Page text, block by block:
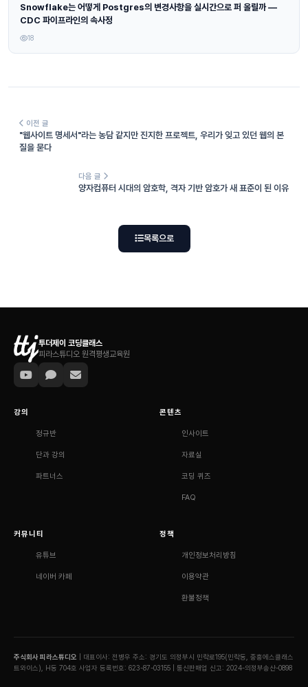
Snowflake는 어떻게 Postgres의 변경사항을 실시간으로 퍼 올릴까 —
CDC 파이프라인의 속사정
18
이전 글
"웹사이트 명세서"라는 농담 같지만 진지한 프로젝트, 우리가 잊고 있던 웹의 본
질을 묻다
다음 글
양자컴퓨터 시대의 암호학, 격자 기반 암호가 새 표준이 된 이유
목록으로
투더제이 코딩클래스
피라스튜디오 원격평생교육원
강의
정규반
단과 강의
파트너스
콘텐츠
인사이트
자료실
코딩 퀴즈
FAQ
커뮤니티
유튜브
네이버 카페
정책
개인정보처리방침
이용약관
환불정책
주식회사 피라스튜디오 | 대표이사: 전병우 주소: 경기도 의정부시 민락로195(민락동, 중흥에스클래스
트와이스), H동 704호 사업자 등록번호: 623-87-03155 | 통신판매업 신고: 2024-의정부송산-0898